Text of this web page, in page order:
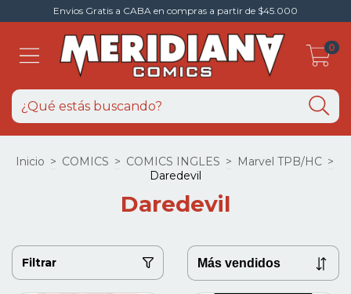
Envios Gratis a CABA en compras a partir de $45.000
0
Inicio > COMICS > COMICS INGLES > Marvel TPB/HC >
Daredevil
Daredevil
Filtrar